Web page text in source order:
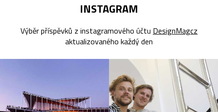
INSTAGRAM
Výběr příspěvků z instagramového účtu DesignMagcz
aktualizovaného každý den